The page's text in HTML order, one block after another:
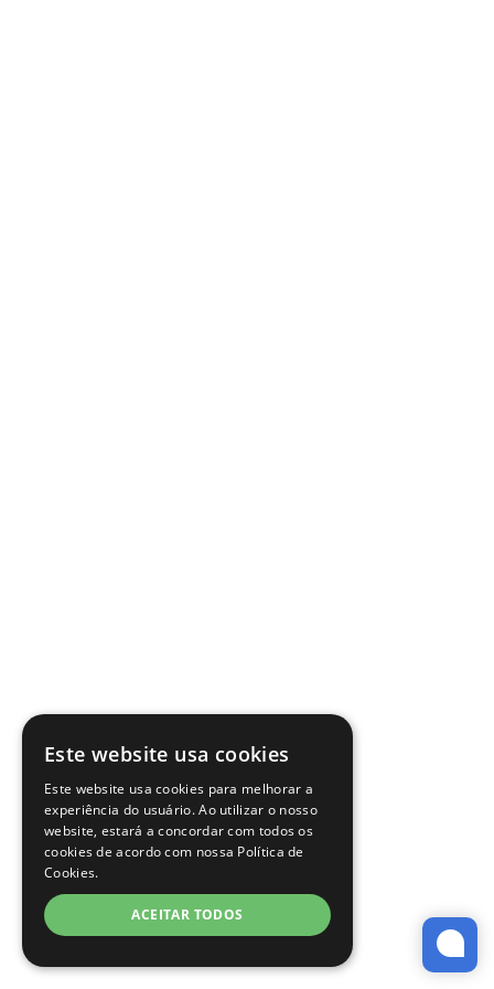
Este website usa cookies
Este website usa cookies para melhorar a
experiência do usuário. Ao utilizar o nosso
website, estará a concordar com todos os
cookies de acordo com nossa Política de
Cookies.
ACEITAR TODOS